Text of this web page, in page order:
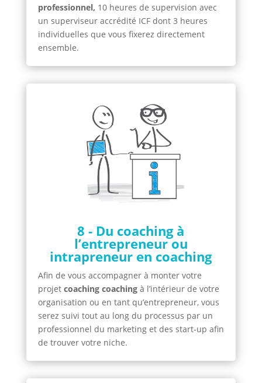
professionnel, 10 heures de supervision avec
un superviseur accrédité ICF dont 3 heures
individuelles que vous fixerez directement
ensemble.
8 - Du coaching à
l’entrepreneur ou
intrapreneur en coaching
Afin de vous accompagner à monter votre
projet coaching coachingà l’intérieur de votre
organisation ou en tant qu’entrepreneur, vous
serez suivi tout au long du processus par un
professionnel du marketing et des start-up afin
de trouver votre niche.